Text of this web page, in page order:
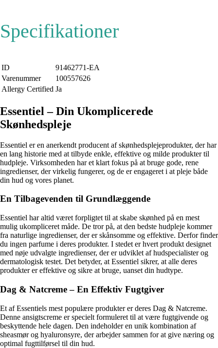
Specifikationer
ID
91462771-EA
Varenummer
100557626
Allergy Certified Ja
Essentiel – Din Ukomplicerede
Skønhedspleje
Essentiel er en anerkendt producent af skønhedsplejeprodukter, der har
en lang historie med at tilbyde enkle, effektive og milde produkter til
hudpleje. Virksomheden har et klart fokus på at bruge gode, rene
ingredienser, der virkelig fungerer, og de er engageret i at pleje både
din hud og vores planet.
En Tilbagevenden til Grundlæggende
Essentiel har altid været forpligtet til at skabe skønhed på en mest
mulig ukompliceret måde. De tror på, at den bedste hudpleje kommer
fra naturlige ingredienser, der er skånsomme og effektive. Derfor finder
du ingen parfume i deres produkter. I stedet er hvert produkt designet
med nøje udvalgte ingredienser, der er udviklet af hudspecialister og
dermatologisk testet. Det betyder, at Essentiel sikrer, at alle deres
produkter er effektive og sikre at bruge, uanset din hudtype.
Dag & Natcreme – En Effektiv Fugtgiver
Et af Essentiels mest populære produkter er deres Dag & Natcreme.
Denne ansigtscreme er specielt formuleret til at være fugtgivende og
beskyttende hele dagen. Den indeholder en unik kombination af
sheasmør og hyaluronsyre, der arbejder sammen for at give næring og
optimal fugttilførsel til din hud.